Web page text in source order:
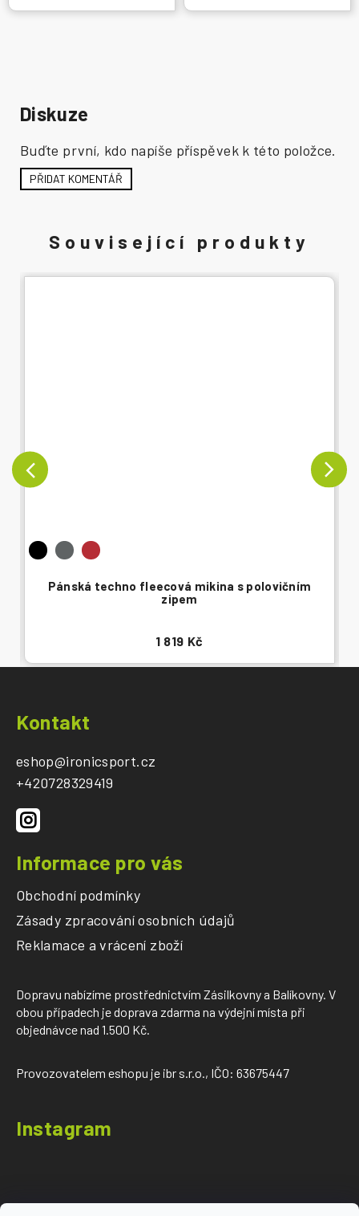
Pánská techno fleecová mikina s polovičním
zipem
1 819 Kč
Diskuze
Buďte první, kdo napíše příspěvek k této položce.
PŘIDAT KOMENTÁŘ
Kontakt
eshop@ironicsport.cz
+420728329419
Informace pro vás
Obchodní podmínky
Zásady zpracování osobních údajů
Reklamace a vrácení zboží
Dopravu nabízíme prostřednictvím Zásilkovny a Balíkovny. V
obou případech je doprava zdarma na výdejní místa při
objednávce nad 1.500 Kč.
Provozovatelem eshopu je ibr s.r.o., IČO: 63675447
Instagram